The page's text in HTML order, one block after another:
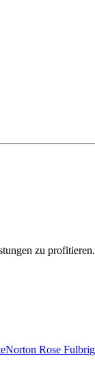
zu profitieren.
Norton Rose